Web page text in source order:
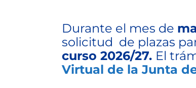
Durante el mes de
solicitud de plazas
curso 2026/27. El
Virtual de la Junta